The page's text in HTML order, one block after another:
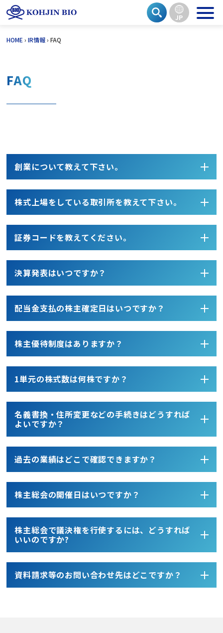
to
JP
HOME › IR情報 › FAQ
FAQ
創業について教えて下さい。 開閉す
株式上場をしている取引所を教えて下さい。 開閉す
証券コードを教えてください。 開閉す
決算発表はいつですか？ 開閉す
配当金支払の株主確定日はいつですか？ 開閉す
株主優待制度はありますか？ 開閉す
1単元の株式数は何株ですか？ 開閉す
名義書換・住所変更などの手続きはどうすれば
よいですか？ 開閉す
過去の業績はどこで確認できますか？ 開閉す
株主総会の開催日はいつですか？ 開閉す
株主総会で議決権を行使するには、どうすれば
いいのですか? 開閉す
資料請求等のお問い合わせ先はどこですか？ 開閉す